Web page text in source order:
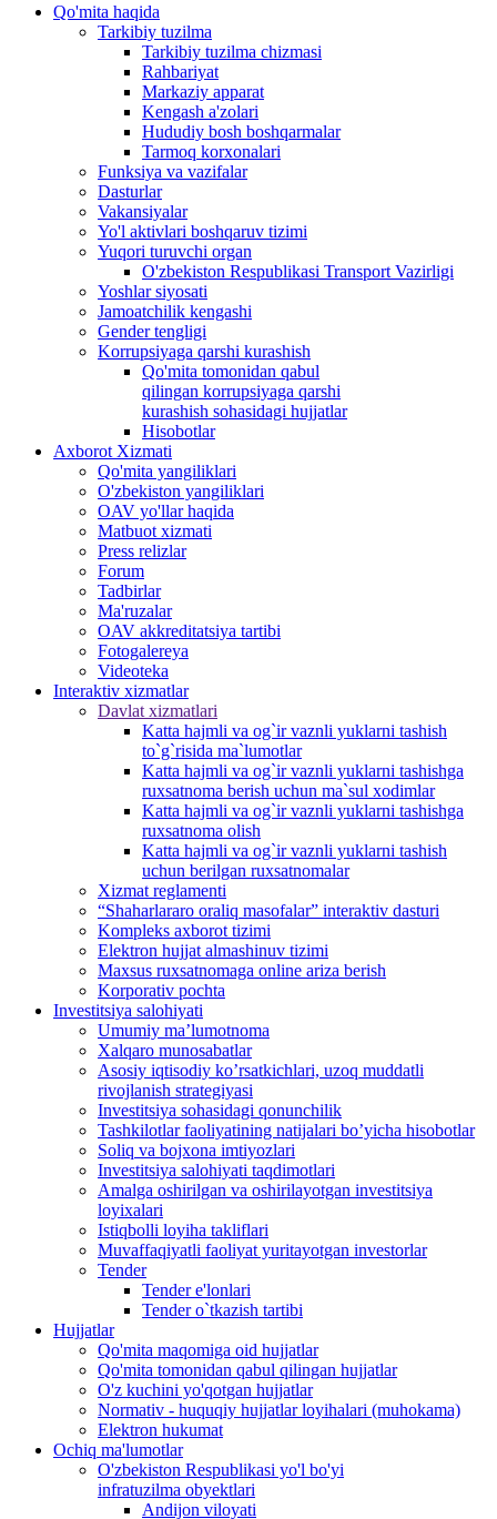
Qo'mita haqida
Tarkibiy tuzilma
Tarkibiy tuzilma chizmasi
Rahbariyat
Markaziy apparat
Kengash a'zolari
Hududiy bosh boshqarmalar
Tarmoq korxonalari
Funksiya va vazifalar
Dasturlar
Vakansiyalar
Yo'l aktivlari boshqaruv tizimi
Yuqori turuvchi organ
O'zbekiston Respublikasi Transport Vazirligi
Yoshlar siyosati
Jamoatchilik kengashi
Gender tengligi
Korrupsiyaga qarshi kurashish
Qo'mita tomonidan qabul
qilingan korrupsiyaga qarshi
kurashish sohasidagi hujjatlar
Hisobotlar
Аxborot Xizmati
Qo'mita yangiliklari
O'zbekiston yangiliklari
OAV yo'llar haqida
Matbuot xizmati
Press relizlar
Forum
Tadbirlar
Ma'ruzalar
OAV akkreditatsiya tartibi
Fotogalereya
Videoteka
Interaktiv xizmatlar
Davlat xizmatlari
Katta hajmli va og`ir vaznli yuklarni tashish
to`g`risida ma`lumotlar
Katta hajmli va og`ir vaznli yuklarni tashishga
ruxsatnoma berish uchun ma`sul xodimlar
Katta hajmli va og`ir vaznli yuklarni tashishga
ruxsatnoma olish
Katta hajmli va og`ir vaznli yuklarni tashish
uchun berilgan ruxsatnomalar
Xizmat reglamenti
“Shaharlararo oraliq masofalar” interaktiv dasturi
Kompleks axborot tizimi
Elektron hujjat almashinuv tizimi
Maxsus ruxsatnomaga online ariza berish
Korporativ pochta
Investitsiya salohiyati
Umumiy maʼlumotnoma
Xalqaro munosabatlar
Аsosiy iqtisodiy koʼrsatkichlari, uzoq muddatli
rivojlanish strategiyasi
Investitsiya sohasidagi qonunchilik
Tashkilotlar faoliyatining natijalari boʼyicha hisobotlar
Soliq va bojxona imtiyozlari
Investitsiya salohiyati taqdimotlari
Аmalga oshirilgan va oshirilayotgan investitsiya
loyixalari
Istiqbolli loyiha takliflari
Muvaffaqiyatli faoliyat yuritayotgan investorlar
Tender
Tender e'lonlari
Tender o`tkazish tartibi
Hujjatlar
Qo'mita maqomiga oid hujjatlar
Qo'mita tomonidan qabul qilingan hujjatlar
O'z kuchini yo'qotgan hujjatlar
Normativ - huquqiy hujjatlar loyihalari (muhokama)
Elektron hukumat
Ochiq ma'lumotlar
O'zbekiston Respublikasi yo'l bo'yi
infratuzilma obyektlari
Andijon viloyati